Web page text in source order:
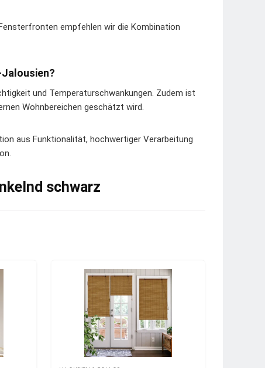
empfehlen wir die Kombination
und Temperaturschwankungen. Zudem ist
Wohnbereichen geschätzt wird.
aus Funktionalität, hochwertiger Verarbeitung
schwarz